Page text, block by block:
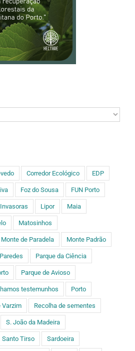
Corredor Ecológico EDP
Foz do Sousa FUN Porto
Invasoras Lipor Maia
Matosinhos
Monte de Paradela Monte Padrão
Paredes Parque da Ciência
Parque de Avioso
testemunhos Porto
Varzim Recolha de sementes
S. João da Madeira
Santo Tirso Sardoeira